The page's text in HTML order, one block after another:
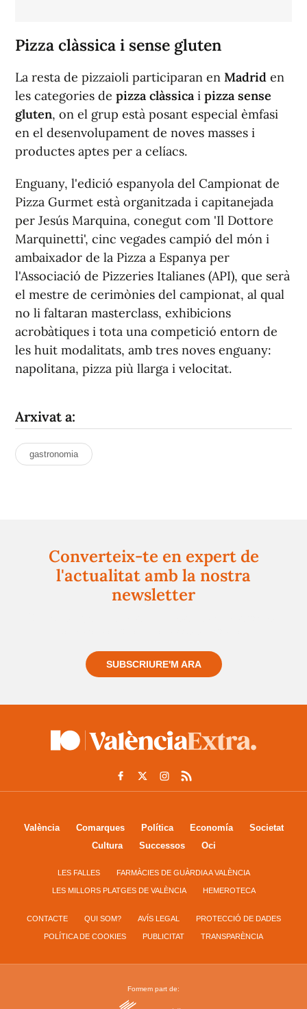
Pizza clàssica i sense gluten
La resta de pizzaioli participaran en Madrid en
les categories de pizza clàssica i pizza sense
gluten, on el grup està posant especial èmfasi
en el desenvolupament de noves masses i
productes aptes per a celíacs.
Enguany, l'edició espanyola del Campionat de
Pizza Gurmet està organitzada i capitanejada
per Jesús Marquina, conegut com 'Il Dottore
Marquinetti', cinc vegades campió del món i
ambaixador de la Pizza a Espanya per
l'Associació de Pizzeries Italianes (API), que serà
el mestre de cerimònies del campionat, al qual
no li faltaran masterclass, exhibicions
acrobàtiques i tota una competició entorn de
les huit modalitats, amb tres noves enguany:
napolitana, pizza più llarga i velocitat.
Arxivat a:
gastronomia
Converteix-te en expert de
l'actualitat amb la nostra
newsletter
SUBSCRIURE'M ARA
València Comarques Política Economía
Societat
Cultura
Successos Oci
LES FALLES FARMÀCIES DE GUÀRDIA A VALÈNCIA
LES MILLORS PLATGES DE VALÈNCIA HEMEROTECA
CONTACTE QUI SOM? AVÍS LEGAL PROTECCIÓ DE DADES
POLÍTICA DE COOKIES PUBLICITAT TRANSPARÈNCIA
Formem part de: